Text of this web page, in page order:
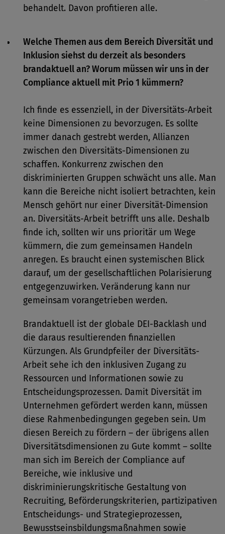
behandelt. Davon profitieren alle.
Welche Themen aus dem Bereich Diversität und
Inklusion siehst du derzeit als besonders
brandaktuell an? Worum müssen wir uns in der
Compliance aktuell mit Prio 1 kümmern?
Ich finde es essenziell, in der Diversitäts-Arbeit
keine Dimensionen zu bevorzugen. Es sollte
immer danach gestrebt werden, Allianzen
zwischen den Diversitäts-Dimensionen zu
schaffen. Konkurrenz zwischen den
diskriminierten Gruppen schwächt uns alle. Man
kann die Bereiche nicht isoliert betrachten, kein
Mensch gehört nur einer Diversität-Dimension
an. Diversitäts-Arbeit betrifft uns alle. Deshalb
finde ich, sollten wir uns prioritär um Wege
kümmern, die zum gemeinsamen Handeln
anregen. Es braucht einen systemischen Blick
darauf, um der gesellschaftlichen Polarisierung
entgegenzuwirken. Veränderung kann nur
gemeinsam vorangetrieben werden.
Brandaktuell ist der globale DEI-Backlash und
die daraus resultierenden finanziellen
Kürzungen. Als Grundpfeiler der Diversitäts-
Arbeit sehe ich den inklusiven Zugang zu
Ressourcen und Informationen sowie zu
Entscheidungsprozessen. Damit Diversität im
Unternehmen gefördert werden kann, müssen
diese Rahmenbedingungen gegeben sein. Um
diesen Bereich zu fördern – der übrigens allen
Diversitätsdimensionen zu Gute kommt – sollte
man sich im Bereich der Compliance auf
Bereiche, wie inklusive und
diskriminierungskritische Gestaltung von
Recruiting, Beförderungskriterien, partizipativen
Entscheidungs- und Strategieprozessen,
Bewusstseinsbildungsmaßnahmen sowie